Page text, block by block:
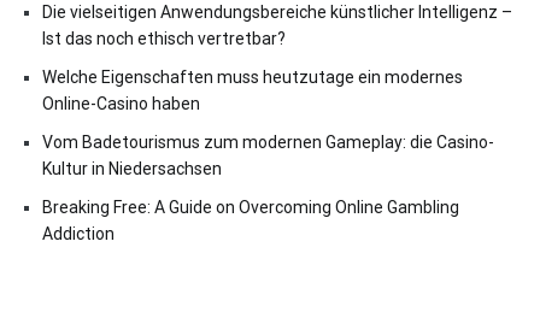
Die vielseitigen Anwendungsbereiche künstlicher Intelligenz –
Ist das noch ethisch vertretbar?
Welche Eigenschaften muss heutzutage ein modernes
Online-Casino haben
Vom Badetourismus zum modernen Gameplay: die Casino-
Kultur in Niedersachsen
Breaking Free: A Guide on Overcoming Online Gambling
Addiction